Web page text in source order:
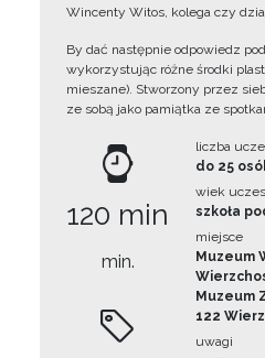
Wincenty Witos, kolega czy
By dać następnie odpowiedz
wykorzystując różne środki
mieszane). Stworzony przez
ze sobą jako pamiątka ze
120 min
min.
liczba
do 25
wiek
szkoła
miejsce
Muzeum
Muzeum
122
uwagi